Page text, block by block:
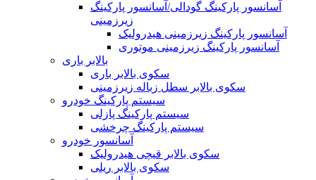
آسانسور پارکینگ گودالی/آسانسور پارکینگ
زیرزمینی
آسانسور پارکینگ زیرزمینی هیدرولیک
آسانسور پارکینگ زیرزمینی موتوری
بالابر باری
سکوی بالابر باری
سکوی بالابر سطل زباله زیرزمینی
سیستم پارکینگ خودرو
سیستم پارکینگ پازلی
سیستم پارکینگ چرخشی
آسانسور خودرو
سکوی بالابر قیچی هیدرولیک
سکوی بالابر ریلی